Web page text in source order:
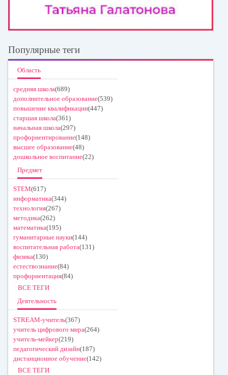
Популярные теги
Область
средняя школа(689)
дополнительное образование(539)
повышение квалификации(447)
старшая школа(361)
начальная школа(297)
профориентирование(148)
высшее образование(48)
дошкольное воспитание(22)
Предмет
STEM(617)
информатика(344)
технология(267)
методика(262)
математика(195)
гуманитарные науки(144)
воспитательная работа(131)
физика(130)
естествознание(84)
профориентация(84)
ВСЕ ТЕГИ
Деятельность
STREAM-учитель(367)
учитель цифрового мира(264)
учитель-мейкер(219)
педагогический дизайн(187)
дистанционное обучение(142)
ВСЕ ТЕГИ